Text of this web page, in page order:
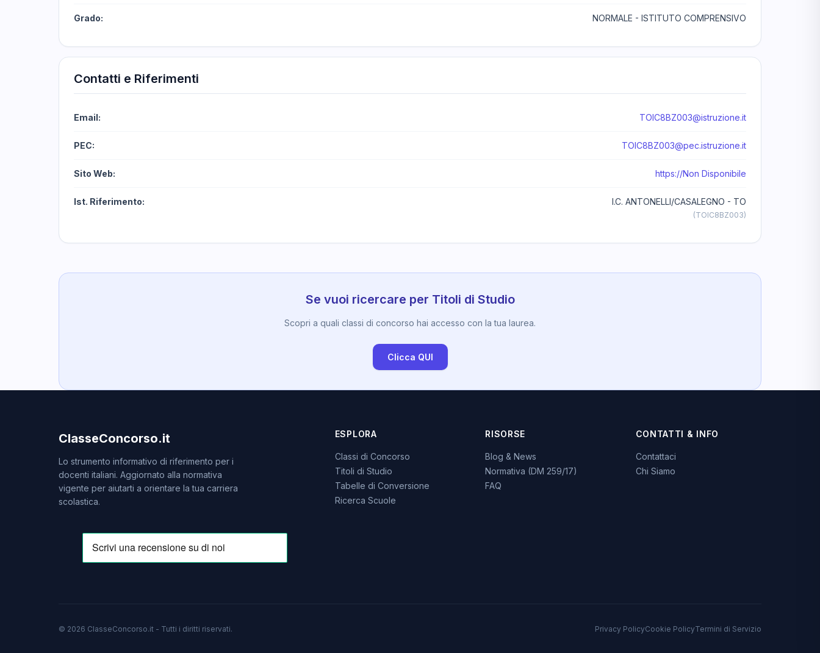
Grado: NORMALE - ISTITUTO COMPRENSIVO
Contatti e Riferimenti
Email: TOIC8BZ003@istruzione.it
PEC: TOIC8BZ003@pec.istruzione.it
Sito Web: https://Non Disponibile
Ist. Riferimento: I.C. ANTONELLI/CASALEGNO - TO
(TOIC8BZ003)
Se vuoi ricercare per Titoli di Studio
Scopri a quali classi di concorso hai accesso con la tua laurea.
Clicca QUI
ClasseConcorso.it
Lo strumento informativo di riferimento per i
docenti italiani. Aggiornato alla normativa
vigente per aiutarti a orientare la tua carriera
scolastica.
ESPLORA
Classi di Concorso
Titoli di Studio
Tabelle di Conversione
Ricerca Scuole
RISORSE
Blog & News
Normativa (DM 259/17)
FAQ
CONTATTI & INFO
Contattaci
Chi Siamo
© 2026 ClasseConcorso.it - Tutti i diritti riservati. Privacy PolicyCookie PolicyTermini di Servizio